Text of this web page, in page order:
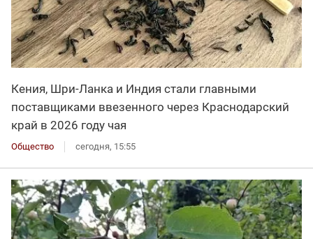
Кения, Шри-Ланка и Индия стали главными
поставщиками ввезенного через Краснодарский
край в 2026 году чая
Общество сегодня, 15:55